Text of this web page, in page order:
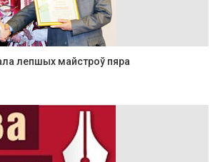
лепшых майстроў пяра